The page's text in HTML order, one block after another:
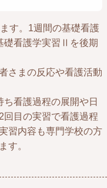
す。1週間の基礎看護
礎看護学実習Ⅱを後期
さまの反応や看護活動
看護過程の展開や日
目の実習で看護過程
習内容も専門学校の方
す。